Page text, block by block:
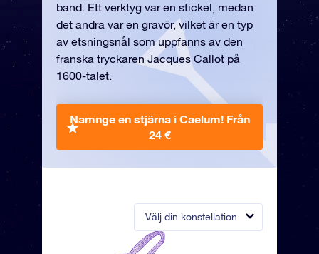
Välj din konstellation
band. Ett verktyg var en stickel, medan
det andra var en gravör, vilket är en typ
av etsningsnål som uppfanns av den
franska tryckaren Jacques Callot på
1600-talet.
Namnge en stjärna i Caelum! Från
24 €